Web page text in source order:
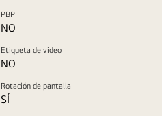
PBP
NO
Etiqueta de video
NO
Rotación de pantalla
SÍ